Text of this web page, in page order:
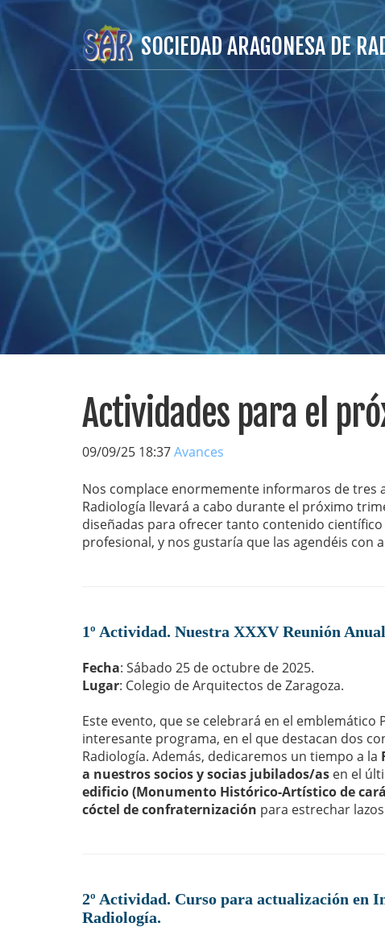
SOCIEDAD ARAGONESA DE
Actividades para el
09/09/25 18:37Avances
Nos complace enormemente informaros de tres
Radiología llevará a cabo durante el próximo
diseñadas para ofrecer tanto contenido
profesional, y nos gustaría que las agendéis con
1º Actividad. Nuestra XXXV Reunión
Fecha: Sábado 25 de octubre de 2025.
Lugar: Colegio de Arquitectos de Zaragoza.
Este evento, que se celebrará en el
interesante programa, en el que destacan dos
Radiología. Además, dedicaremos un tiempo a la
a nuestros socios y socias jubilados/as en el
edificio (Monumento Histórico-Artístico de
cóctel de confraternización para estrechar
2º Actividad. Curso para actualización en
Radiología.